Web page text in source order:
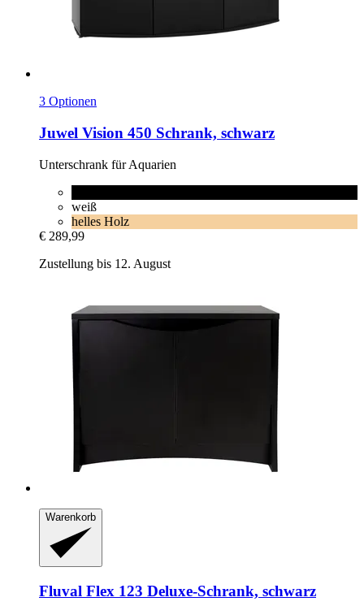
3 Optionen
Juwel Vision 450 Schrank, schwarz
Unterschrank für Aquarien
weiß
helles Holz
€ 289,99
Zustellung bis 12. August
Warenkorb
Fluval Flex 123 Deluxe-​Schrank, schwarz